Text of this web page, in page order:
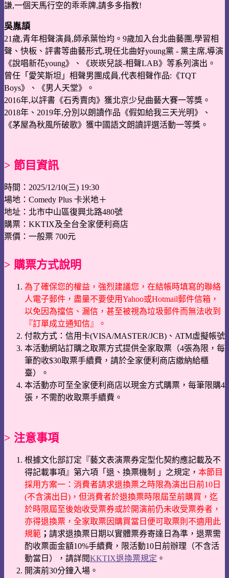
謙,一個天馬行空的乖乖牌,請多多指教!
吳胤頡
21歲,青年相聲演員,師承葉怡均。9歲加入台北曲藝團,學習相
聲、快板、評書等曲藝形式,現任北曲好young黨 - 黨主席,導演
《說唱新花young》、《崁崁兒談-相聲LAB》等系列演出。
曾任「愛笑斯坦」相聲男團成員,代表相聲作品:《TQT
Boys》、《男人天堂》。
2016年,以評書《石秀賣肉》獲北京少兒曲藝大賽一等獎。
2018年、2019年,分別以朗讀作品《假如給我三天光明》、
《茅屋為秋風所破歌》獲中國語文朗讀評選活動一等獎。
> 節目資訊
時間：2025/12/10(三) 19:30
場地：Comedy Plus 卡米地＋
地址：北市中山區復興北路480號
購票：KKTIX及全台全家便利商店
票價：一般票 700元
> 購票方式說明
為了確保您的權益，強烈建議您，在結帳時填寫的聯絡
人電子郵件，盡量不要使用Yahoo或Hotmail郵件信箱，
以免因為擋信、漏信，甚至被視為垃圾郵件而無法收到
『訂單成立通知信』。
付款方式：信用卡(VISA/MASTER/JCB)、ATM虛擬帳號
本活動網站訂購之取票方式提供全家取票（4張為限，每
筆酌收$30取票手續費，請於全家便利商店繳納給櫃
臺）。
本活動亦可至全家便利商店以現金方式購票，每筆限購4
張，不需酌收取票手續費。
> 注意事項
根據文化部訂定『藝文表演票券定型化契約應記載及不
得記載事項』第六項「退、換票機制 」之規定， 本節目
採用方案一：消費者請求退換票之時限為演出日前10日
(不含演出日)，但消費者於退換票時限屆至前購買，迄
於時限屆至後始收受票券或於開演前仍未收受票券者，
亦得退換票，全家取票因購買當日便可取票則不適用此
規範 ； 請求退換票日期以實體票券寄達日為準，退票需
酌收票面金額10%手續費，限活動10日前辦理（不含活
動當日），請詳閱KKTIX退換票規定 。
開演前30分鐘入場。